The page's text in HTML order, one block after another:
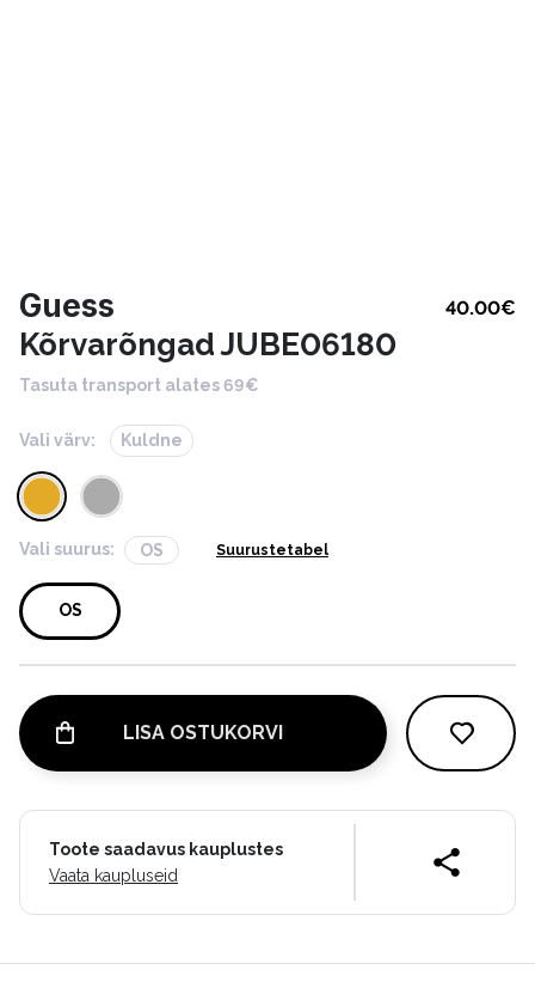
Guess 40.00€
Kõrvarõngad JUBE06180
Tasuta transport alates 69€
Vali värv: Kuldne
Vali suurus: OS Suurustetabel
OS
LISA OSTUKORVI
Toote saadavus kauplustes
Vaata kaupluseid